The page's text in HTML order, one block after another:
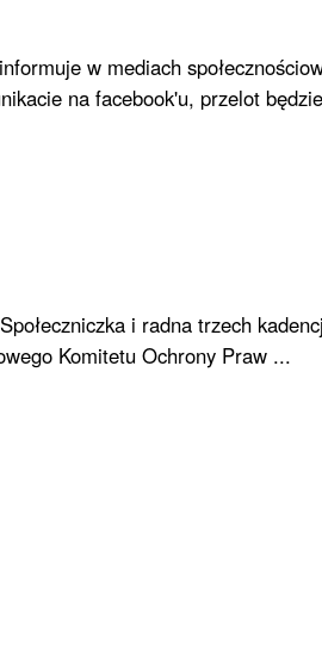
w mediach
na facebook'u, przelot
i radna trzech
Komitetu Ochrony Praw ...